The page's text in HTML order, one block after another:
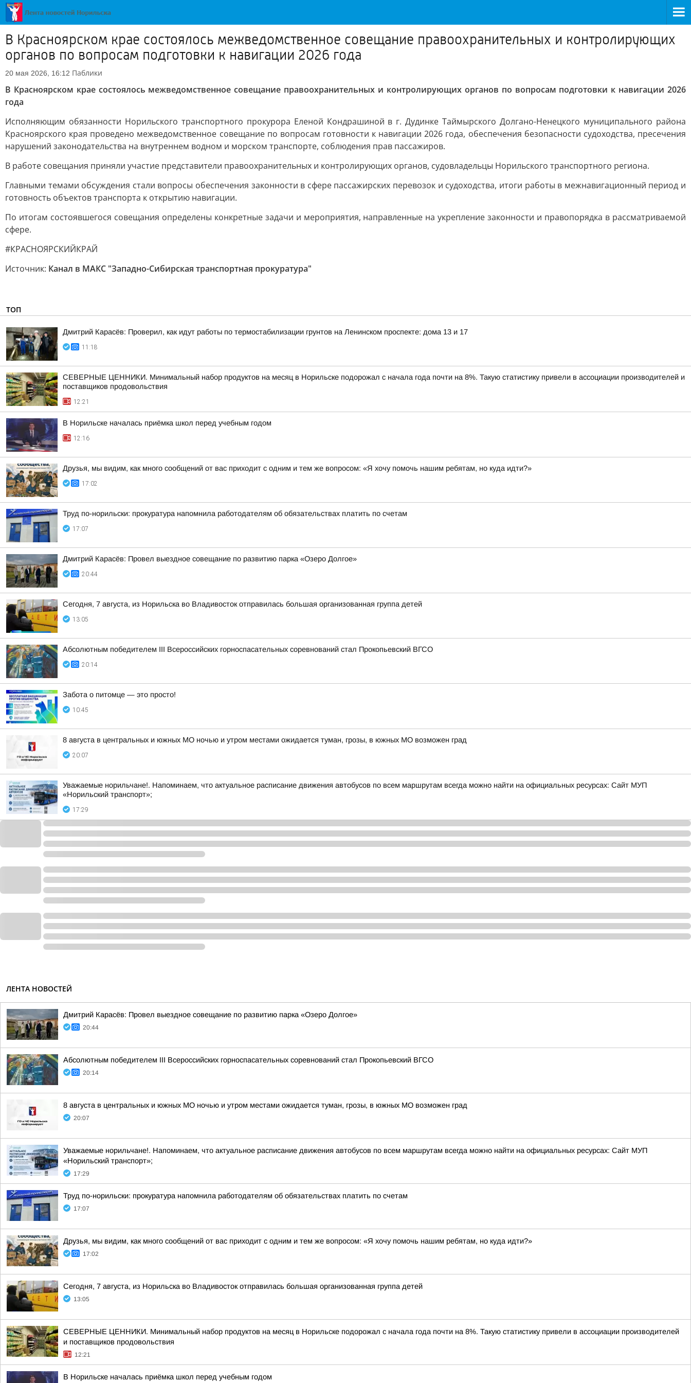
В Красноярском крае состоялось межведомственное совещание правоохранительных и контролирующих
органов по вопросам подготовки к навигации 2026 года
20 мая 2026, 16:12 Паблики
В Красноярском крае состоялось межведомственное совещание правоохранительных и контролирующих органов по вопросам подготовки к навигации 2026
года
Исполняющим обязанности Норильского транспортного прокурора Еленой Кондрашиной в г. Дудинке Таймырского Долгано-Ненецкого муниципального района
Красноярского края проведено межведомственное совещание по вопросам готовности к навигации 2026 года, обеспечения безопасности судоходства, пресечения
нарушений законодательства на внутреннем водном и морском транспорте, соблюдения прав пассажиров.
В работе совещания приняли участие представители правоохранительных и контролирующих органов, судовладельцы Норильского транспортного региона.
Главными темами обсуждения стали вопросы обеспечения законности в сфере пассажирских перевозок и судоходства, итоги работы в межнавигационный период и
готовность объектов транспорта к открытию навигации.
По итогам состоявшегося совещания определены конкретные задачи и мероприятия, направленные на укрепление законности и правопорядка в рассматриваемой
сфере.
#КРАСНОЯРСКИЙКРАЙ
Источник: Канал в МАКС "Западно-Сибирская транспортная прокуратура"
ТОП
Дмитрий Карасёв: Проверил, как идут работы по термостабилизации грунтов на Ленинском проспекте: дома 13 и 17
11:18
СЕВЕРНЫЕ ЦЕННИКИ. Минимальный набор продуктов на месяц в Норильске подорожал с начала года почти на 8%. Такую статистику привели в ассоциации производителей и
поставщиков продовольствия
12:21
В Норильске началась приёмка школ перед учебным годом
12:16
Друзья, мы видим, как много сообщений от вас приходит с одним и тем же вопросом: «Я хочу помочь нашим ребятам, но куда идти?»
17:02
Труд по-норильски: прокуратура напомнила работодателям об обязательствах платить по счетам
17:07
Дмитрий Карасёв: Провел выездное совещание по развитию парка «Озеро Долгое»
20:44
Сегодня, 7 августа, из Норильска во Владивосток отправилась большая организованная группа детей
13:05
Абсолютным победителем III Всероссийских горноспасательных соревнований стал Прокопьевский ВГСО
20:14
Забота о питомце — это просто!
10:45
8 августа в центральных и южных МО ночью и утром местами ожидается туман, грозы, в южных МО возможен град
20:07
Уважаемые норильчане!. Напоминаем, что актуальное расписание движения автобусов по всем маршрутам всегда можно найти на официальных ресурсах: Сайт МУП
«Норильский транспорт»;
17:29
ЛЕНТА НОВОСТЕЙ
Дмитрий Карасёв: Провел выездное совещание по развитию парка «Озеро Долгое»
20:44
Абсолютным победителем III Всероссийских горноспасательных соревнований стал Прокопьевский ВГСО
20:14
8 августа в центральных и южных МО ночью и утром местами ожидается туман, грозы, в южных МО возможен град
20:07
Уважаемые норильчане!. Напоминаем, что актуальное расписание движения автобусов по всем маршрутам всегда можно найти на официальных ресурсах: Сайт МУП
«Норильский транспорт»;
17:29
Труд по-норильски: прокуратура напомнила работодателям об обязательствах платить по счетам
17:07
Друзья, мы видим, как много сообщений от вас приходит с одним и тем же вопросом: «Я хочу помочь нашим ребятам, но куда идти?»
17:02
Сегодня, 7 августа, из Норильска во Владивосток отправилась большая организованная группа детей
13:05
СЕВЕРНЫЕ ЦЕННИКИ. Минимальный набор продуктов на месяц в Норильске подорожал с начала года почти на 8%. Такую статистику привели в ассоциации производителей
и поставщиков продовольствия
12:21
В Норильске началась приёмка школ перед учебным годом